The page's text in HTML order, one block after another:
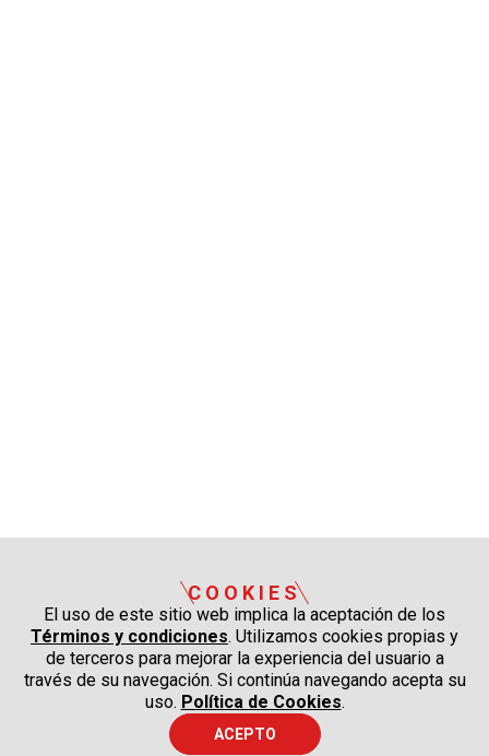
COOKIES
El uso de este sitio web implica la aceptación de los
Términos y condiciones. Utilizamos cookies propias y
de terceros para mejorar la experiencia del usuario a
través de su navegación. Si continúa navegando acepta su
uso. Política de Cookies.
ACEPTO